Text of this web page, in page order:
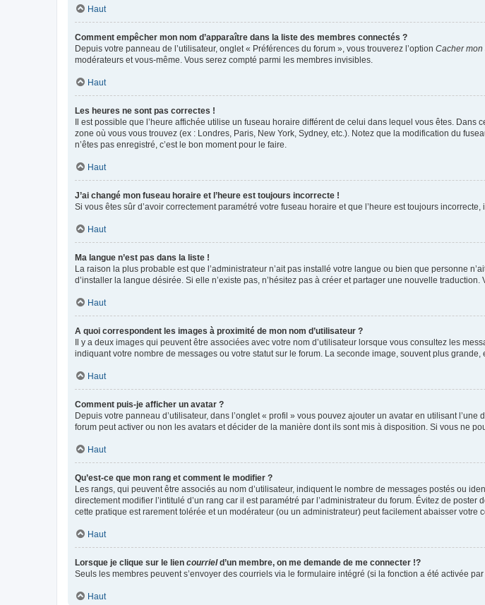
Haut
Comment empêcher mon nom d’apparaître dans la liste des membres connectés ?
Depuis votre panneau de l’utilisateur, onglet « Préférences du forum », vous trouverez l’option Cacher
modérateurs et vous-même. Vous serez compté parmi les membres invisibles.
Haut
Les heures ne sont pas correctes !
Il est possible que l’heure affichée utilise un fuseau horaire différent de celui dans lequel vous êtes. Dans
zone où vous vous trouvez (ex : Londres, Paris, New York, Sydney, etc.). Notez que la modification du
n’êtes pas enregistré, c’est le bon moment pour le faire.
Haut
J’ai changé mon fuseau horaire et l’heure est toujours incorrecte !
Si vous êtes sûr d’avoir correctement paramétré votre fuseau horaire et que l’heure est toujours
Haut
Ma langue n’est pas dans la liste !
La raison la plus probable est que l’administrateur n’ait pas installé votre langue ou bien que personne
d’installer la langue désirée. Si elle n’existe pas, n’hésitez pas à créer et partager une nouvelle
Haut
A quoi correspondent les images à proximité de mon nom d’utilisateur ?
Il y a deux images qui peuvent être associées avec votre nom d’utilisateur lorsque vous consultez les
indiquant votre nombre de messages ou votre statut sur le forum. La seconde image, souvent plus
Haut
Comment puis-je afficher un avatar ?
Depuis votre panneau d’utilisateur, dans l’onglet « profil » vous pouvez ajouter un avatar en utilisant
forum peut activer ou non les avatars et décider de la manière dont ils sont mis à disposition. Si vous ne
Haut
Qu’est-ce que mon rang et comment le modifier ?
Les rangs, qui peuvent être associés au nom d’utilisateur, indiquent le nombre de messages postés ou
directement modifier l’intitulé d’un rang car il est paramétré par l’administrateur du forum. Évitez de
cette pratique est rarement tolérée et un modérateur (ou un administrateur) peut facilement abaisser votre
Haut
Lorsque je clique sur le lien courrield’un membre, on me demande de me connecter !?
Seuls les membres peuvent s’envoyer des courriels via le formulaire intégré (si la fonction a été activée
Haut